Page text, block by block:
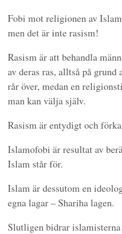
Fobi mot religionen av
men det är inte rasism!
Rasism är att behandla
av deras ras, alltså på grund
rår över, medan en
man kan välja själv.
Rasism är entydigt och
Islamofobi är resultat av
Islam står för.
Islam är dessutom en
egna lagar – Shariha lagen.
Slutligen bidrar